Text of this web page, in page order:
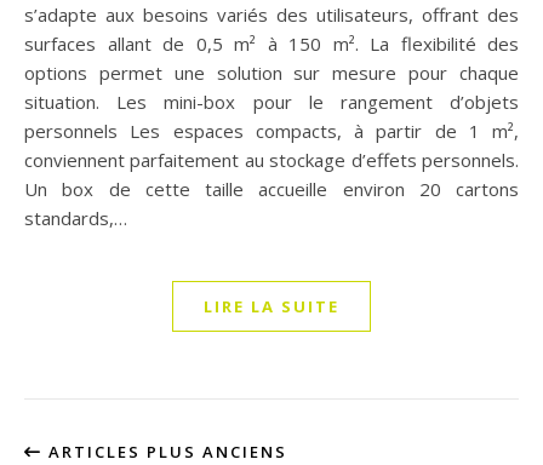
s’adapte aux besoins variés des utilisateurs, offrant des
surfaces allant de 0,5 m² à 150 m². La flexibilité des
options permet une solution sur mesure pour chaque
situation. Les mini-box pour le rangement d’objets
personnels Les espaces compacts, à partir de 1 m²,
conviennent parfaitement au stockage d’effets personnels.
Un box de cette taille accueille environ 20 cartons
standards,…
LIRE LA SUITE
ARTICLES PLUS ANCIENS